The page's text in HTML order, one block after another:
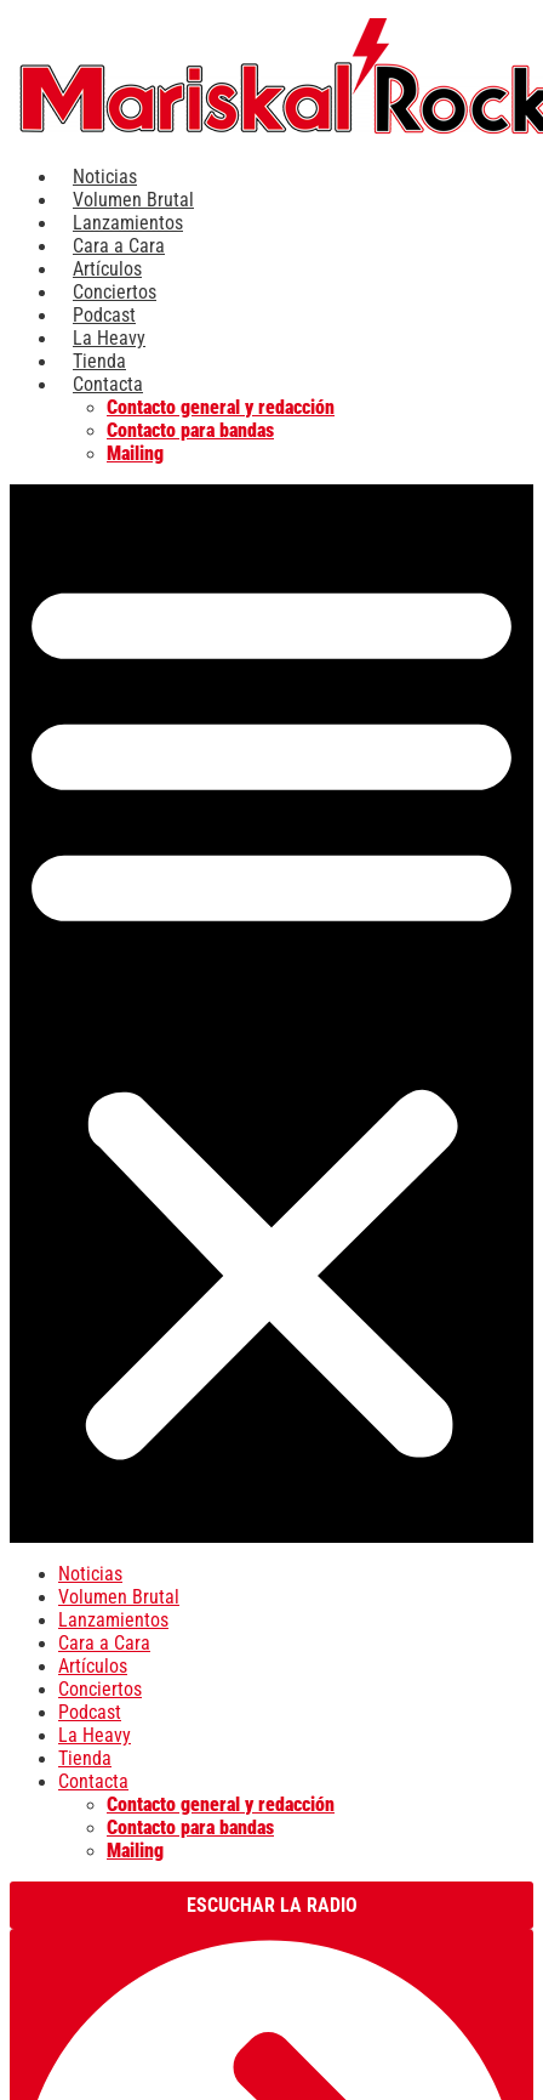
contenido
Noticias
Volumen Brutal
Lanzamientos
Cara a Cara
Artículos
Conciertos
Podcast
La Heavy
Tienda
Contacta
Contacto general y redacción
Contacto para bandas
Mailing
Noticias
Volumen Brutal
Lanzamientos
Cara a Cara
Artículos
Conciertos
Podcast
La Heavy
Tienda
Contacta
Contacto general y redacción
Contacto para bandas
Mailing
ESCUCHAR LA RADIO